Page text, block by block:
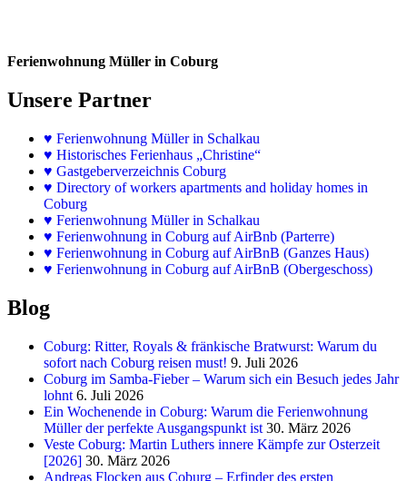
Ferienwohnung Müller in Coburg
Unsere Partner
♥ Ferienwohnung Müller in Schalkau
♥ Historisches Ferienhaus „Christine“
♥ Gastgeberverzeichnis Coburg
♥ Directory of workers apartments and holiday homes in
Coburg
♥ Ferienwohnung Müller in Schalkau
♥ Ferienwohnung in Coburg auf AirBnb (Parterre)
♥ Ferienwohnung in Coburg auf AirBnB (Ganzes Haus)
♥ Ferienwohnung in Coburg auf AirBnB (Obergeschoss)
Blog
Coburg: Ritter, Royals & fränkische Bratwurst: Warum du
sofort nach Coburg reisen must! 9. Juli 2026
Coburg im Samba-Fieber – Warum sich ein Besuch jedes Jahr
lohnt 6. Juli 2026
Ein Wochenende in Coburg: Warum die Ferienwohnung
Müller der perfekte Ausgangspunkt ist 30. März 2026
Veste Coburg: Martin Luthers innere Kämpfe zur Osterzeit
[2026] 30. März 2026
Andreas Flocken aus Coburg – Erfinder des ersten